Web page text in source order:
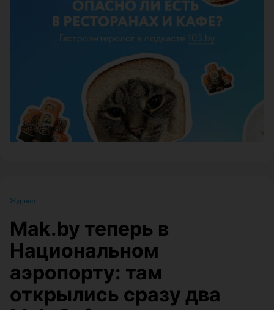
Журнал
Mak.by теперь в
Национальном
аэропорту: там
открылись сразу два